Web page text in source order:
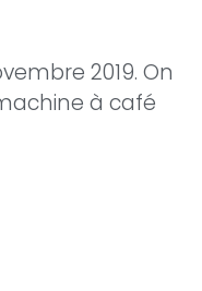
2019. On
à café